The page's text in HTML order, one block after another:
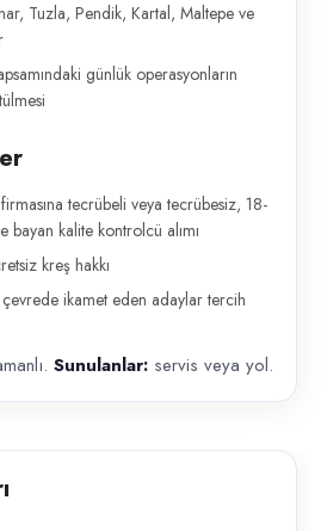
Tuzla, Pendik, Kartal, Maltepe ve
günlük operasyonların
tecrübeli veya tecrübesiz, 18-
bayan kalite kontrolcü alımı
kreş hakkı
çevrede ikamet eden adaylar tercih
Sunulanlar: servis veya yol.